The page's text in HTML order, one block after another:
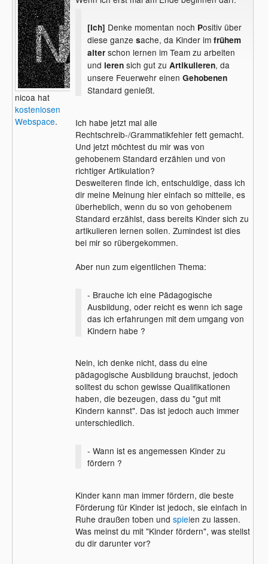
nicoa hat
kostenlosen
Webspace.
[Ich] Denke momentan noch Positiv über
diese ganze sache, da Kinder im frühem
alterschon lernen im Team zu arbeiten
und leren sich gut zu Artikulieren, da
unsere Feuerwehr einen Gehobenen
Standard genießt.
Ich habe jetzt mal alle
Rechtschreib-/Grammatikfehler fett gemacht.
Und jetzt möchtest du mir was von
gehobenem Standard erzählen und von
richtiger Artikulation?
Desweiteren finde ich, entschuldige, dass ich
dir meine Meinung hier einfach so mitteile, es
überheblich, wenn du so von gehobenem
Standard erzählst, dass bereits Kinder sich zu
artikulieren lernen sollen. Zumindest ist dies
bei mir so rübergekommen.
Aber nun zum eigentlichen Thema:
- Brauche ich eine Pädagogische
Ausbildung, oder reicht es wenn ich sage
das ich erfahrungen mit dem umgang von
Kindern habe ?
Nein, ich denke nicht, dass du eine
pädagogische Ausbildung brauchst, jedoch
solltest du schon gewisse Qualifikationen
haben, die bezeugen, dass du "gut mit
Kindern kannst". Das ist jedoch auch immer
unterschiedlich.
- Wann ist es angemessen Kinder zu
fördern ?
Kinder kann man immer fördern, die beste
Förderung für Kinder ist jedoch, sie einfach in
Ruhe draußen toben und spielen zu lassen.
Was meinst du mit "Kinder fördern", was stellst
du dir darunter vor?